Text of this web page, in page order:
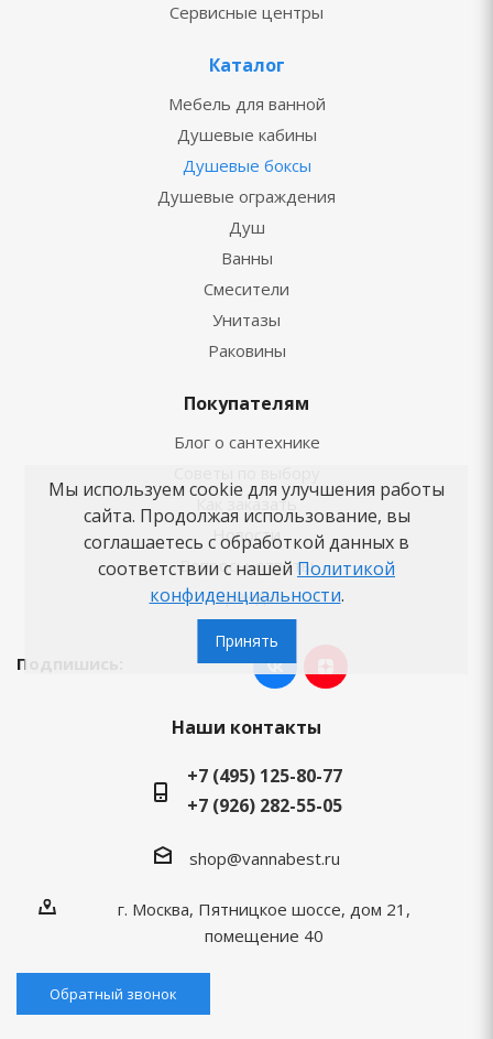
Сервисные центры
Каталог
Мебель для ванной
Душевые кабины
Душевые боксы
Душевые ограждения
Душ
Ванны
Смесители
Унитазы
Раковины
Покупателям
Блог о сантехнике
Как заказать
Новости
Вопросы-ответы
Бренды
Подпишись:
Наши контакты
+7 (495) 125-80-77
+7 (926) 282-55-05
shop@vannabest.ru
г. Москва, Пятницкое шоссе, дом 21,
помещение 40
Обратный звонок
Мы используем cookie для улучшения работы
сайта. Продолжая использование, вы
соглашаетесь с обработкой данных в
соответствии с нашей Политикой
конфиденциальности.
Принять